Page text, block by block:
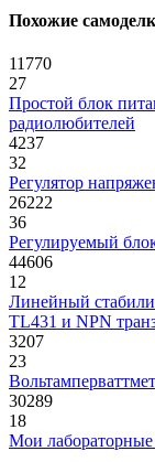
Похожие
11770
27
Простой блок
радиолюбителей
4237
32
Регулятор
26222
36
Регулируемый
44606
12
Линейный
TL431 и NPN
3207
23
30289
18
Мои